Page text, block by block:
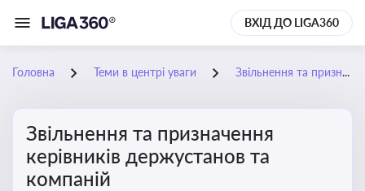
ВХІД ДО LIGA360
Головна Теми в центрі уваги Звільнення та призначення керівників держустанов та компаній
Звільнення та призначення
керівників держустанов та
компаній